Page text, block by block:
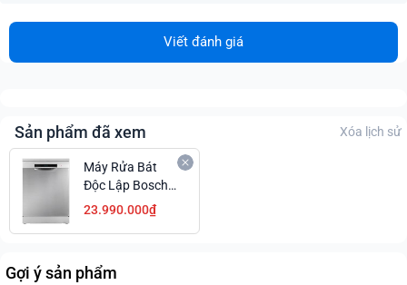
Viết đánh giá
Sản phẩm đã xem Xóa lịch sử
Máy Rửa Bát
Độc Lập Bosch
SMS6ZCI08E
Series 6 Cao Cấp
23.990.000₫
Gợi ý sản phẩm